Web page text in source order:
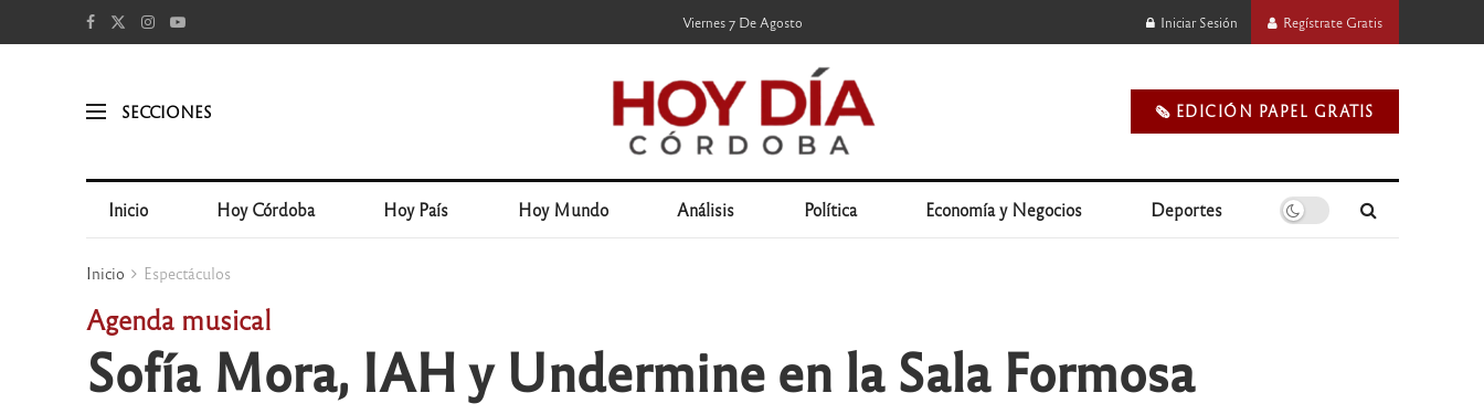
Viernes 7 De Agosto Iniciar Sesión Regístrate Gratis
SECCIONES 🗞️ EDICIÓN PAPEL GRATIS
Inicio Hoy Córdoba Hoy País Hoy Mundo Análisis Política Economía y Negocios Deportes
Inicio Espectáculos
Agenda musical
Sofía Mora, IAH y Undermine en la Sala Formosa